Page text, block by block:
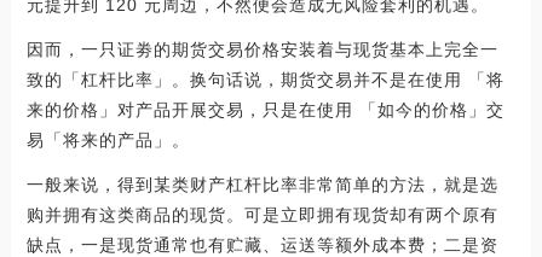
元提升到 120 元周边，不然便会造成无风险套利的机遇。
因而，一只证劵的期货交易价格安装着与现货基本上完全一
致的「杠杆比率」。换句话说，期货交易并不是在使用 「将
来的价格」对产品开展交易，只是在使用 「如今的价格」交
易「将来的产品」。
一般来说，得到某类财产杠杆比率非常简单的方法，就是选
购并拥有这类商品的现货。可是立即拥有现货却有两个原有
缺点，一是现货通常也有贮藏、运送等额外成本费；二是资